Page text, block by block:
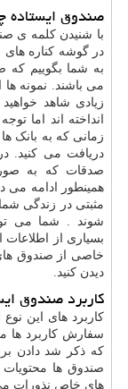
صندوق
با شنیدن کلمه ی
در گوشه کناره های
به شما بگوییم که
می باشند. نمونه ها
زیادی شاهد
انداخته اند اما
زمانی که به بانک
دریافت می کنید.
صدقات که به
همینطور ادامه می
مثبتی در زندگی
شوند . شما می
بسیاری از اطلاعات
خاصی از صندوق های
دیدن کنید.
کاربرد صندوق
کاربرد های این
سفارش کاربرد ها
که ذکر شد دادن
صندوق ها
های خاص نذورات می